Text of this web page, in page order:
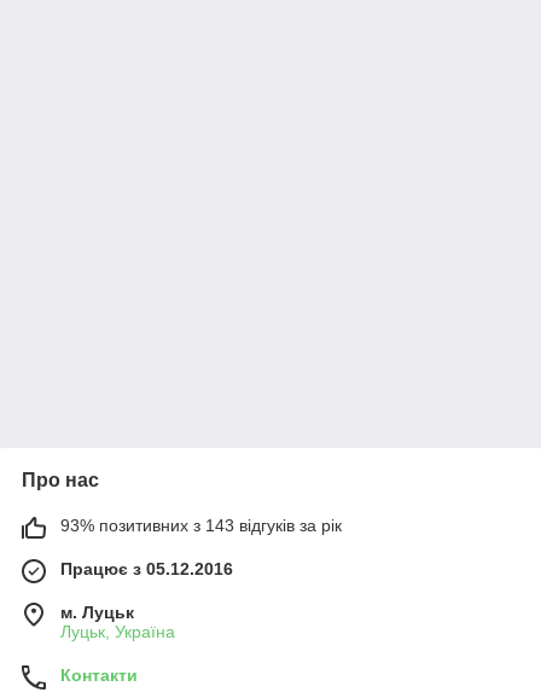
Про нас
93% позитивних з 143 відгуків за рік
Працює з 05.12.2016
м. Луцьк
Луцьк, Україна
Контакти